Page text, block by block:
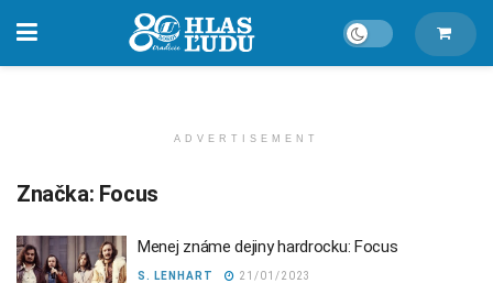
ADVERTISEMENT
Značka: Focus
Menej známe dejiny hardrocku: Focus
S. LENHART 21/01/2023